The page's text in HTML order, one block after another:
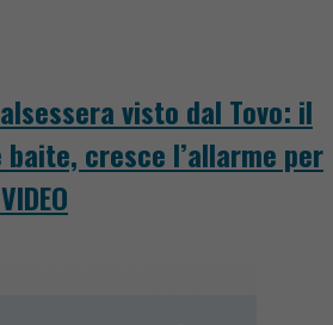
visto dal Tovo: il
cresce l’allarme per